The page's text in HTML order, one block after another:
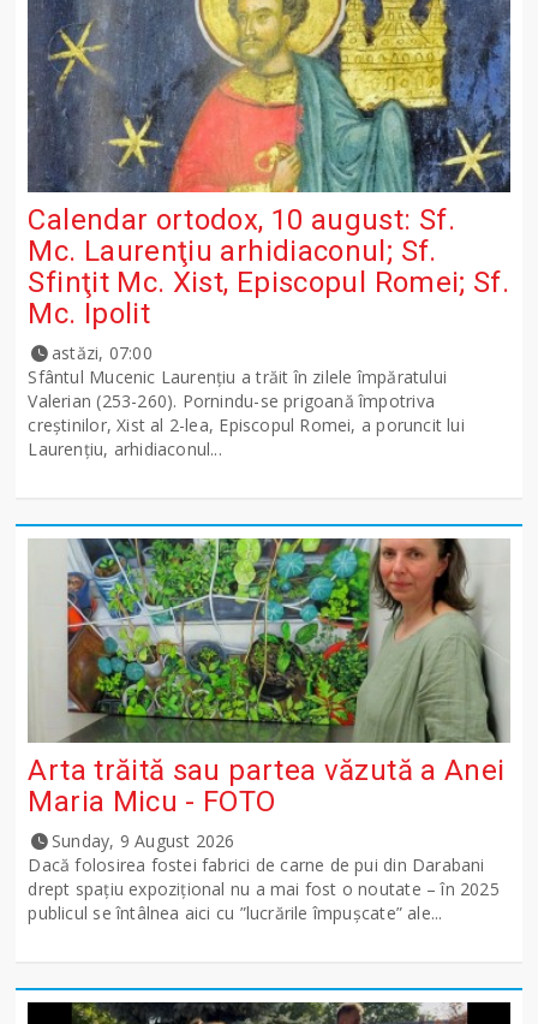
Calendar ortodox, 10 august: Sf.
Mc. Laurenţiu arhidiaconul; Sf.
Sfinţit Mc. Xist, Episcopul Romei; Sf.
Mc. Ipolit
astăzi, 07:00
Sfântul Mucenic Laurenţiu a trăit în zilele împăratului
Valerian (253-260). Pornindu-se prigoană împotriva
creştinilor, Xist al 2-lea, Episcopul Romei, a poruncit lui
Laurenţiu, arhidiaconul...
Arta trăită sau partea văzută a Anei
Maria Micu - FOTO
Sunday, 9 August 2026
Dacă folosirea fostei fabrici de carne de pui din Darabani
drept spațiu expozițional nu a mai fost o noutate – în 2025
publicul se întâlnea aici cu ”lucrările împușcate” ale...